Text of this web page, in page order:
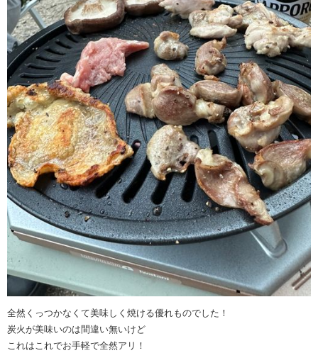
全然くっつかなくて美味しく焼ける優れものでした！
炭火が美味いのは間違い無いけど
これはこれでお手軽で全然アリ！